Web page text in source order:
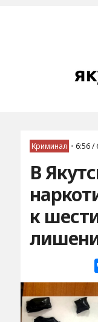
Криминал • 6:56 /
В
к